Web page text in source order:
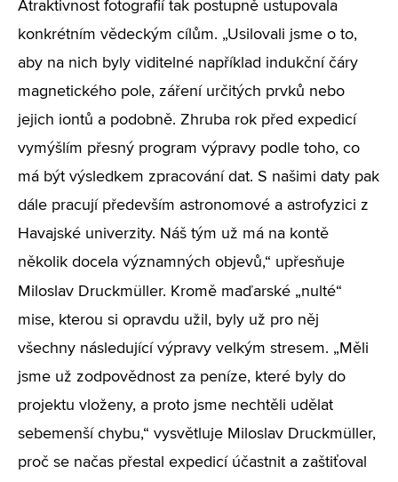
Atraktivnost fotografií tak postupně ustupovala
konkrétním vědeckým cílům. „Usilovali jsme o to,
aby na nich byly viditelné například indukční čáry
magnetického pole, záření určitých prvků nebo
jejich iontů a podobně. Zhruba rok před expedicí
vymýšlím přesný program výpravy podle toho, co
má být výsledkem zpracování dat. S našimi daty pak
dále pracují především astronomové a astrofyzici z
Havajské univerzity. Náš tým už má na kontě
několik docela významných objevů,“ upřesňuje
Miloslav Druckmüller. Kromě maďarské „nulté“
mise, kterou si opravdu užil, byly už pro něj
všechny následující výpravy velkým stresem. „Měli
jsme už zodpovědnost za peníze, které byly do
projektu vloženy, a proto jsme nechtěli udělat
sebemenší chybu,“ vysvětluje Miloslav Druckmüller,
proč se načas přestal expedicí účastnit a zaštiťoval